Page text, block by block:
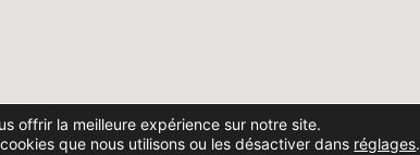
offrir la meilleure expérience sur notre site.
que nous utilisons ou les désactiver dans réglages.